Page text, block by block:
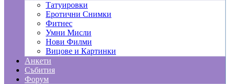
Татуировки
Еротични Снимки
Фитнес
Умни Мисли
Нови Филми
Вицове и Картинки
Анкети
Събития
Форум